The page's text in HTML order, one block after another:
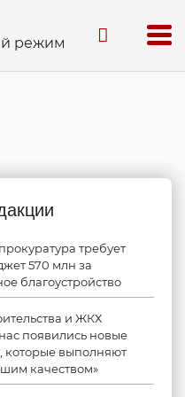
режим
требует
570 млн за
благоустройство
и ЖКХ
появились новые
которые выполняют
качеством»